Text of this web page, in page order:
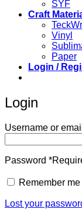
SYF
Craft
Vinyl
Paper
Login /
Login
Username or
Password *
Remember me
Lost your